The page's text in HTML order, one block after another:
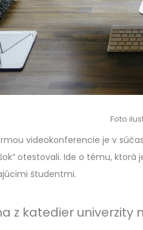
Foto
videokonferencie je v
otestovali. Ide o tému,
študentmi.
z katedier univerzity